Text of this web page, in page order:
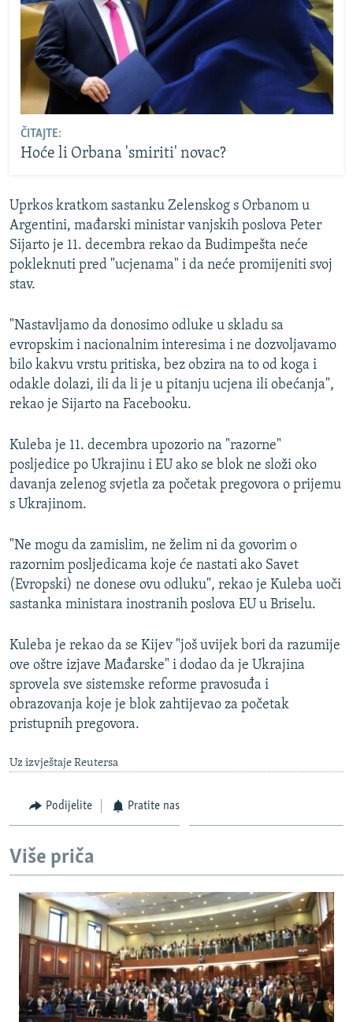
ČITAJTE:
Hoće li Orbana 'smiriti' novac?
Uprkos kratkom sastanku Zelenskog s Orbanom u
Argentini, mađarski ministar vanjskih poslova Peter
Sijarto je 11. decembra rekao da Budimpešta neće
pokleknuti pred "ucjenama" i da neće promijeniti svoj
stav.
"Nastavljamo da donosimo odluke u skladu sa
evropskim i nacionalnim interesima i ne dozvoljavamo
bilo kakvu vrstu pritiska, bez obzira na to od koga i
odakle dolazi, ili da li je u pitanju ucjena ili obećanja",
rekao je Sijarto na Facebooku.
Kuleba je 11. decembra upozorio na "razorne"
posljedice po Ukrajinu i EU ako se blok ne složi oko
davanja zelenog svjetla za početak pregovora o prijemu
s Ukrajinom.
"Ne mogu da zamislim, ne želim ni da govorim o
razornim posljedicama koje će nastati ako Savet
(Evropski) ne donese ovu odluku", rekao je Kuleba uoči
sastanka ministara inostranih poslova EU u Briselu.
Kuleba je rekao da se Kijev "još uvijek bori da razumije
ove oštre izjave Mađarske" i dodao da je Ukrajina
sprovela sve sistemske reforme pravosuđa i
obrazovanja koje je blok zahtijevao za početak
pristupnih pregovora.
Uz izvještaje Reutersa
Podijelite Pratite nas
Više priča